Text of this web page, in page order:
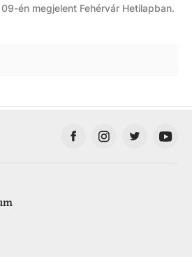
én megjelent Fehérvár Hetilapban.